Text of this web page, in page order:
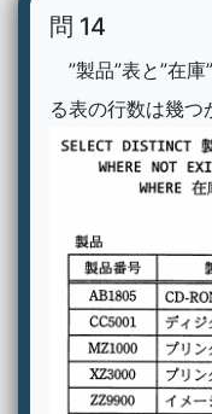
問 14
”製品”表と”在
る表の行数は幾つ